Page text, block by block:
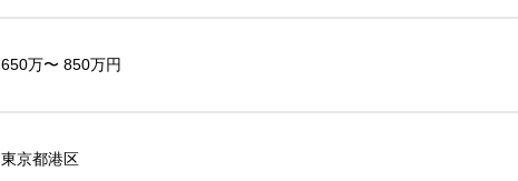
650万〜 850万円
東京都港区